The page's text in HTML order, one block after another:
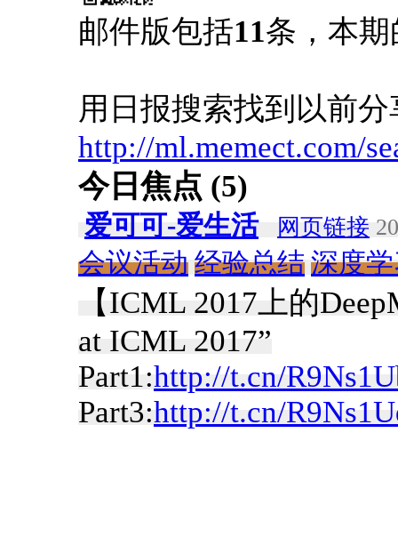
邮件版包括11条，本期
用日报搜索找到以前
http://ml.memect.com/
今日焦点 (5)
爱可可-爱生活 网页链接
会议活动 经验总结 深度
【ICML 2017上的
at ICML 2017”
Part1:http://t.cn/
Part3:http://t.cn/